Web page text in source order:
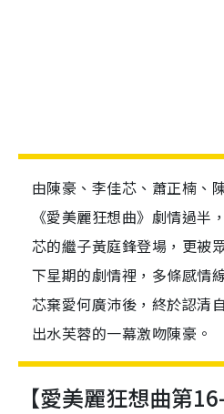
由陳豪、李佳芯、蕭正楠、
《愛美麗狂想曲》劇情過半
芯的繼子黃庭鋒登場，更被
下星期的劇情裡，多條感情
芯棄愛何廣沛後，終於認清
出水芙蓉的一幕激吻陳豪。
【愛美麗狂想曲第